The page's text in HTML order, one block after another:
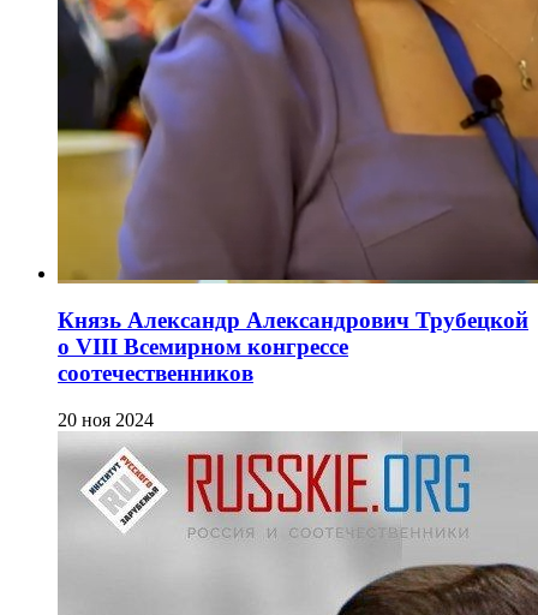
Князь Александр Александрович Трубецкой
о VIII Всемирном конгрессе
соотечественников
20 ноя 2024